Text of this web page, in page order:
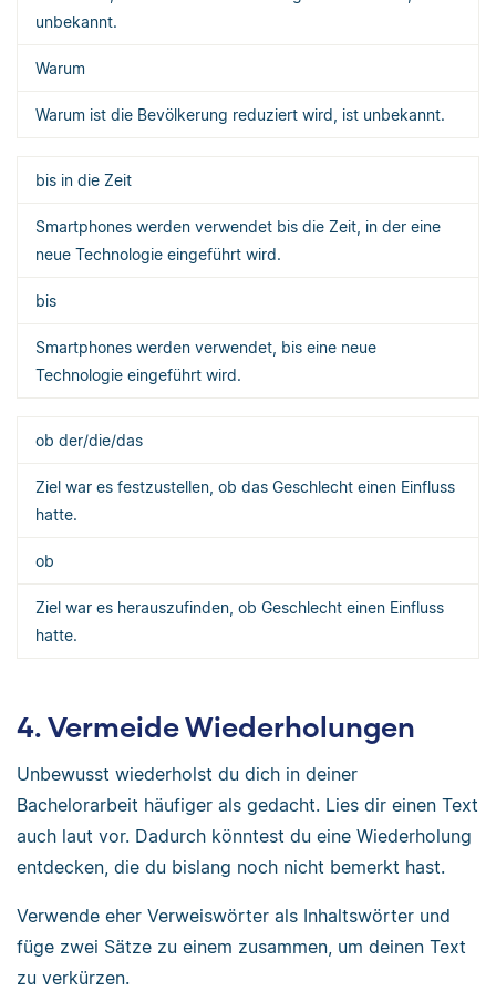
unbekannt.
Warum
Warum ist die Bevölkerung reduziert wird, ist unbekannt.
bis in die Zeit
Smartphones werden verwendet bis die Zeit, in der eine
neue Technologie eingeführt wird.
bis
Smartphones werden verwendet, bis eine neue
Technologie eingeführt wird.
ob der/die/das
Ziel war es festzustellen, ob das Geschlecht einen Einfluss
hatte.
ob
Ziel war es herauszufinden, ob Geschlecht einen Einfluss
hatte.
4. Vermeide Wiederholungen
Unbewusst wiederholst du dich in deiner
Bachelorarbeit häufiger als gedacht. Lies dir einen Text
auch laut vor. Dadurch könntest du eine Wiederholung
entdecken, die du bislang noch nicht bemerkt hast.
Verwende eher Verweiswörter als Inhaltswörter und
füge zwei Sätze zu einem zusammen, um deinen Text
zu verkürzen.